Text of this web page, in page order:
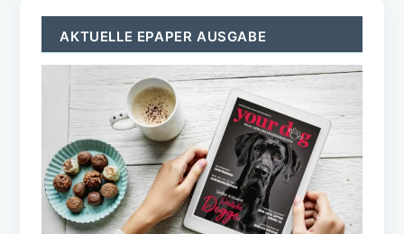
AKTUELLE EPAPER AUSGABE